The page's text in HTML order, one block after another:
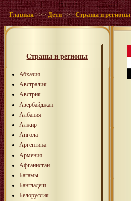
Главная >>>Дети >>>Страны и регионы
Страны и регионы
Абхазия
Австралия
Австрия
Азербайджан
Албания
Алжир
Ангола
Аргентина
Армения
Афганистан
Багамы
Бангладеш
Белоруссия